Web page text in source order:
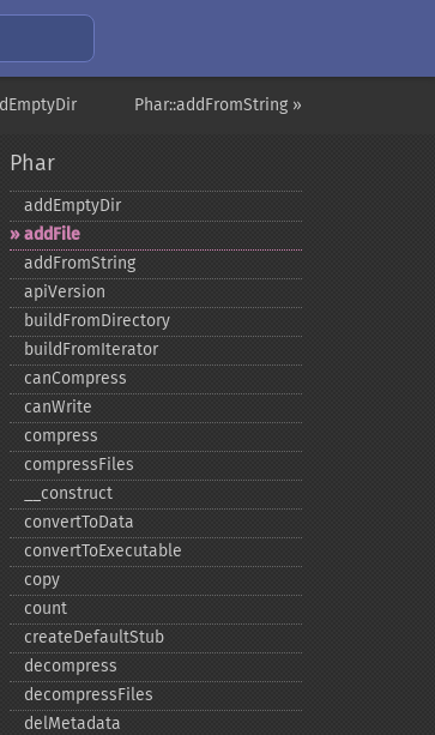
Phar::addFromString »
Phar
addEmptyDir
addFile
addFromString
apiVersion
buildFromDirectory
buildFromIterator
canCompress
canWrite
compress
compressFiles
_​_​construct
convertToData
convertToExecutable
copy
count
createDefaultStub
decompress
decompressFiles
delMetadata